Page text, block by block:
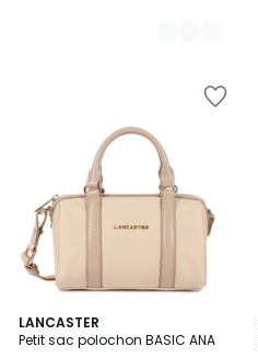
LANCASTER
Petit sac polochon BASIC ANA
3
Couleurs